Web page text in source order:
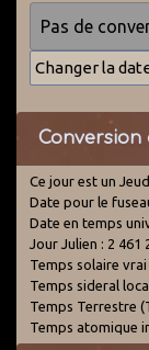
Conversion
Ce jour est un
Date pour le
Date en temps
Jour Julien : 2 461
Temps solaire vrai
Temps sideral
Temps Terrestre
Temps atomique